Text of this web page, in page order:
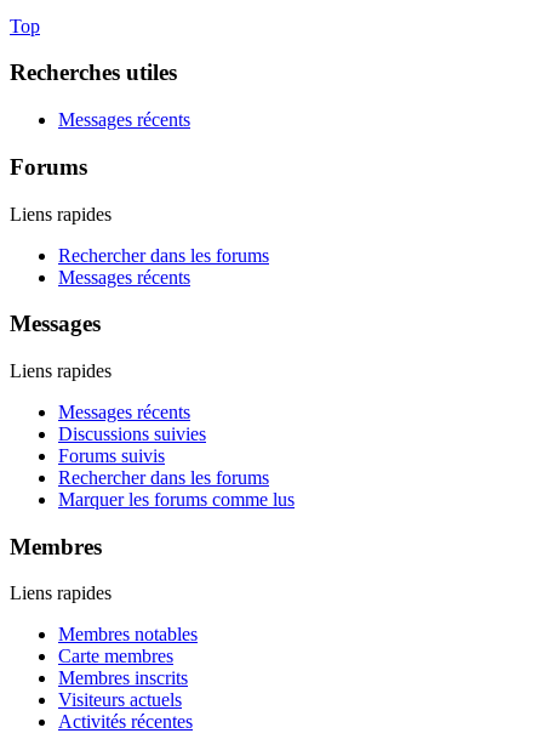
Top
Recherches utiles
Messages récents
Forums
Liens rapides
Rechercher dans les forums
Messages récents
Messages
Liens rapides
Messages récents
Discussions suivies
Forums suivis
Rechercher dans les forums
Marquer les forums comme lus
Membres
Liens rapides
Membres notables
Carte membres
Membres inscrits
Visiteurs actuels
Activités récentes